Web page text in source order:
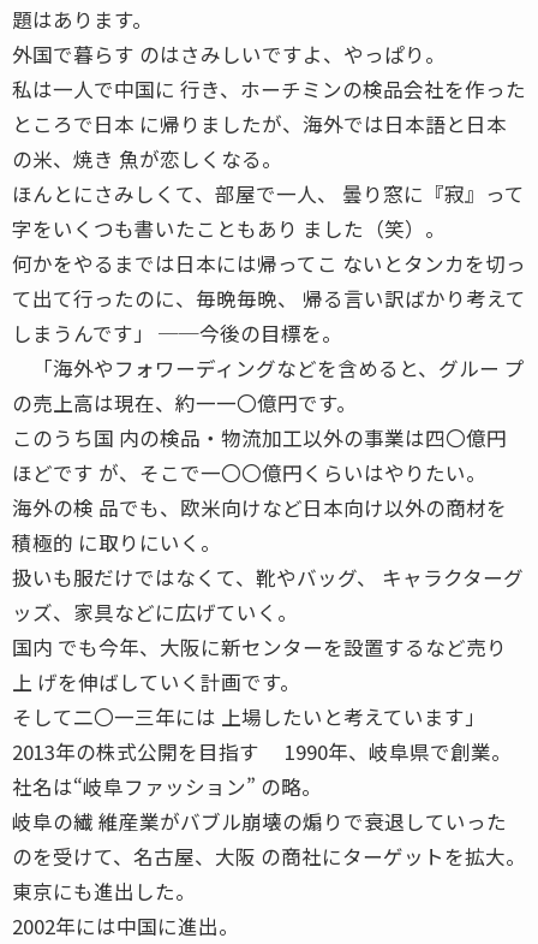
題はあります。
外国で暮らす のはさみしいですよ、やっぱり。
私は一人で中国に 行き、ホーチミンの検品会社を作った
ところで日本 に帰りましたが、海外では日本語と日本
の米、焼き 魚が恋しくなる。
ほんとにさみしくて、部屋で一人、 曇り窓に『寂』って
字をいくつも書いたこともあり ました（笑）。
何かをやるまでは日本には帰ってこ ないとタンカを切っ
て出て行ったのに、毎晩毎晩、 帰る言い訳ばかり考えて
しまうんです」 ──今後の目標を。
「海外やフォワーディングなどを含めると、グルー プ
の売上高は現在、約一一〇億円です。
このうち国 内の検品・物流加工以外の事業は四〇億円
ほどです が、そこで一〇〇億円くらいはやりたい。
海外の検 品でも、欧米向けなど日本向け以外の商材を
積極的 に取りにいく。
扱いも服だけではなくて、靴やバッグ、 キャラクターグ
ッズ、家具などに広げていく。
国内 でも今年、大阪に新センターを設置するなど売り
上 げを伸ばしていく計画です。
そして二〇一三年には 上場したいと考えています」
2013年の株式公開を目指す 1990年、岐阜県で創業。
社名は“岐阜ファッション” の略。
岐阜の繊 維産業がバブル崩壊の煽りで衰退していった
のを受けて、名古屋、大阪 の商社にターゲットを拡大。
東京にも進出した。
2002年には中国に進出。